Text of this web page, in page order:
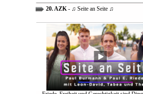
20. AZK- ♫ Seite an Seite ♫